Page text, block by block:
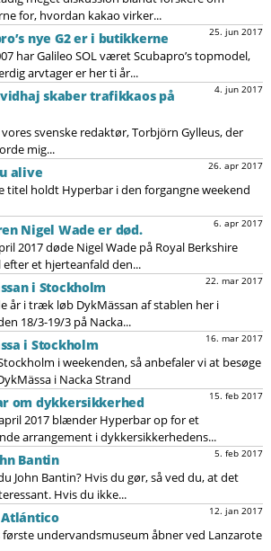
for, hvordan kakao virker...
25. jun 2017
nye G2 er i butikkerne
har Galileo SOL været Scubapro’s topmodel,
arvtager er her ti år...
4. jun 2017
skaber trafikkaos på
vores svenske redaktør, Torbjörn Gylleus, der
mig...
26. apr 2017
alive
titel holdt Hyperbar i den forgangne weekend
6. apr 2017
Nigel Wade er død.
2017 døde Nigel Wade på Royal Berkshire
efter et hjerteanfald den...
22. mar 2017
i Stockholm
år i træk løb DykMässan af stablen her i
18/3-19/3 på Nacka...
16. mar 2017
i Stockholm
i weekenden, så anbefaler vi at besøge
i Nacka Strand
15. feb 2017
om dykkersikkerhed
2017 blænder Hyperbar op for et
arrangement i dykkersikkerhedens...
5. feb 2017
Bantin
John Bantin? Hvis du gør, så ved du, at det
Hvis du ikke...
12. jan 2017
Atlántico
første undervandsmuseum åbner ved Lanzarote